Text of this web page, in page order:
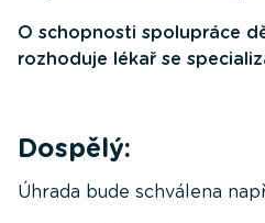
O schopnosti spolupráce
rozhoduje lékař se
Dospělý:
Úhrada bude schválena